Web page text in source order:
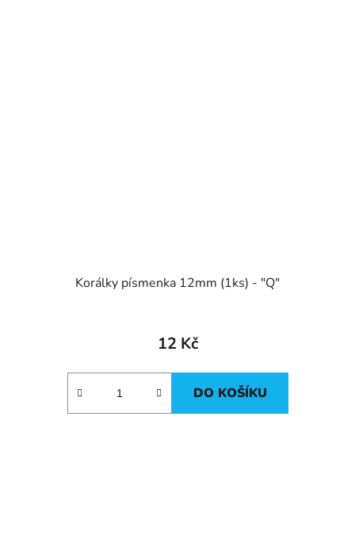
Korálky písmenka 12mm (1ks) - "Q"
12 Kč
DO KOŠÍKU